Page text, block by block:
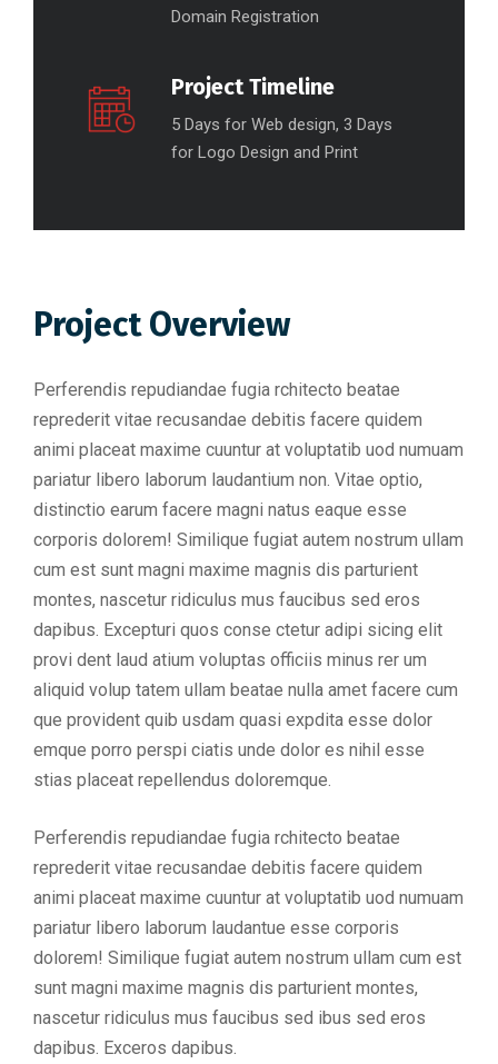
Domain Registration
Project Timeline
5 Days for Web design, 3 Days
for Logo Design and Print
Project Overview
Perferendis repudiandae fugia rchitecto beatae
reprederit vitae recusandae debitis facere quidem
animi placeat maxime cuuntur at voluptatib uod numuam
pariatur libero laborum laudantium non. Vitae optio,
distinctio earum facere magni natus eaque esse
corporis dolorem! Similique fugiat autem nostrum ullam
cum est sunt magni maxime magnis dis parturient
montes, nascetur ridiculus mus faucibus sed eros
dapibus. Excepturi quos conse ctetur adipi sicing elit
provi dent laud atium voluptas officiis minus rer um
aliquid volup tatem ullam beatae nulla amet facere cum
que provident quib usdam quasi expdita esse dolor
emque porro perspi ciatis unde dolor es nihil esse
stias placeat repellendus doloremque.
Perferendis repudiandae fugia rchitecto beatae
reprederit vitae recusandae debitis facere quidem
animi placeat maxime cuuntur at voluptatib uod numuam
pariatur libero laborum laudantue esse corporis
dolorem! Similique fugiat autem nostrum ullam cum est
sunt magni maxime magnis dis parturient montes,
nascetur ridiculus mus faucibus sed ibus sed eros
dapibus. Exceros dapibus.